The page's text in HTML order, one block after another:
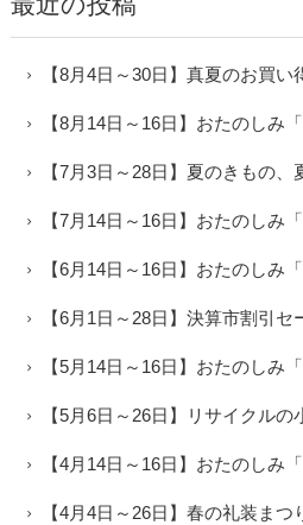
【8月4日～30日】真夏のお買い
【8月14日～16日】おたのしみ「
【7月3日～28日】夏のきもの、
【7月14日～16日】おたのしみ「
【6月14日～16日】おたのしみ「
【6月1日～28日】決算市割引セ
【5月14日～16日】おたのしみ「
【5月6日～26日】リサイクルの
【4月14日～16日】おたのしみ「
【4月4日～26日】春の礼装まつ